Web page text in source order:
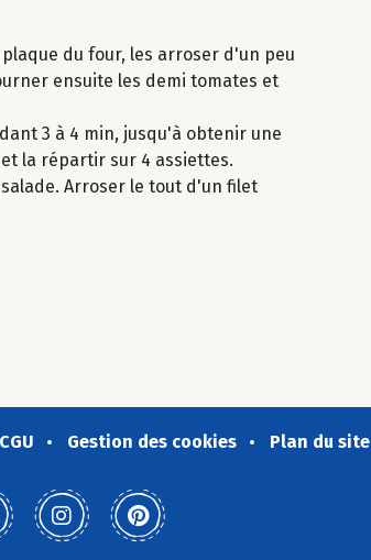
du four, les arroser d'un peu
ensuite les demi tomates et
3 à 4 min, jusqu'à obtenir une
la répartir sur 4 assiettes.
Arroser le tout d'un filet
CGU Gestion des cookies Plan du site